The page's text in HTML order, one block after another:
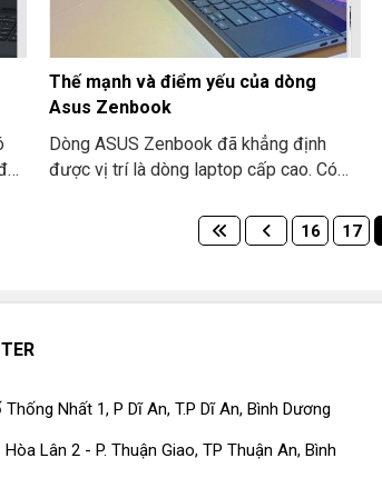
Nhờ vậy, tạo kết nối giữa bạn bè và mọi
người thêm gần gũi. Các thao tác gửi
ảnh HD trên ứng dụng Messenger
nhanh nhạy
Thế mạnh và điểm yếu của dòng
Asus Zenbook
Dòng ASUS Zenbook đã khẳng định
được vị trí là dòng laptop cấp cao. Có
nghiệm tuyệt vời về cả thiết kế cấu thành
máy và hiệu năng dùng máy. Dưới đây là
Asus Zenbook bạn có thể xem và tham
16 17
Nhất 1, P Dĩ An, T.P Dĩ An, Bình Dương
Lân 2 - P. Thuận Giao, TP Thuận An, Bình